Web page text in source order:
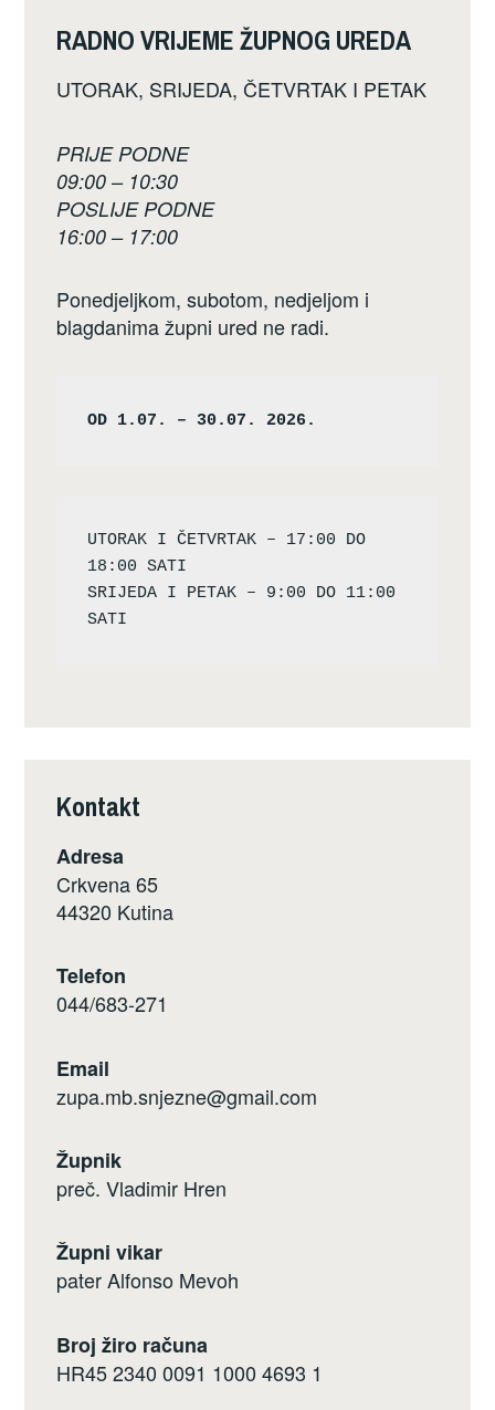
RADNO VRIJEME ŽUPNOG UREDA
UTORAK, SRIJEDA, ČETVRTAK I PETAK
PRIJE PODNE
09:00 – 10:30
POSLIJE PODNE
16:00 – 17:00
Ponedjeljkom, subotom, nedjeljom i
blagdanima župni ured ne radi.
OD 1.07. – 30.07. 2026.
UTORAK I ČETVRTAK – 17:00 DO
18:00 SATI
SRIJEDA I PETAK – 9:00 DO 11:00
Kontakt
Adresa
Crkvena 65
44320 Kutina
Telefon
044/683-271
Email
zupa.mb.snjezne@gmail.com
Župnik
preč. Vladimir Hren
Župni vikar
pater Alfonso Mevoh
Broj žiro računa
HR45 2340 0091 1000 4693 1